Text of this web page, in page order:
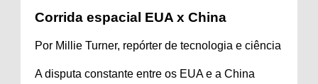
Corrida espacial EUA x China
Por Millie Turner, repórter de tecnologia e ciência
A disputa constante entre os EUA e a China